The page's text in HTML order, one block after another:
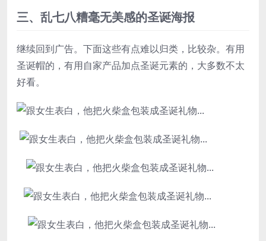
三、乱七八糟毫无美感的圣诞海报
继续回到广告。下面这些有点难以归类，比较杂。有用
圣诞帽的，有用自家产品加点圣诞元素的，大多数不太
好看。